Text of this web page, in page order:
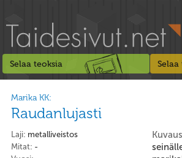
Selaa teoksia
Marika KK:
Raudanlujasti
Laji: metalliveistos
Mitat: -